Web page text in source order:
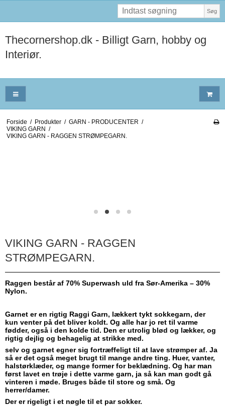
Søg
Thecornershop.dk - Billigt Garn, hobby og
Interiør.
Forside / Produkter / GARN - PRODUCENTER /
VIKING GARN /
VIKING GARN - RAGGEN STRØMPEGARN.
VIKING GARN - RAGGEN
STRØMPEGARN.
Raggen består af 70% Superwash uld fra Sør-Amerika – 30%
Nylon.
Garnet er en rigtig Raggi Garn, lækkert tykt sokkegarn, der
kun venter på det bliver koldt. Og alle har jo ret til varme
fødder, også i den kolde tid. Den er utrolig blød og lækker, og
rigtig dejlig og behagelig at strikke med.
selv og garnet egner sig fortræffeligt til at lave strømper af. Ja
så er det også meget brugt til mange andre ting. Huer, vanter,
halstørklæder, og mange former for beklædning. Og har man
først lavet en trøje i dette varme garn, ja så kan man godt gå
vinteren i møde. Bruges både til store og små. Og
herrer/damer.
Der er rigeligt i et nøgle til et par sokker.